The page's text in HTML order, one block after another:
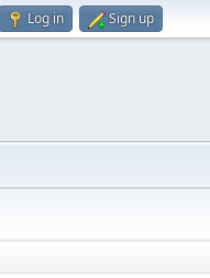
Log in Sign up